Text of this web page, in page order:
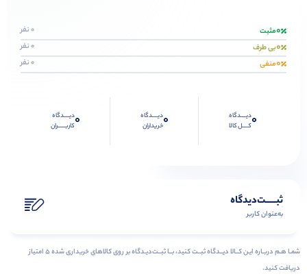
0مثبت 0 نفر
0بی طرف 0 نفر
0منفی 0 نفر
0دیــــدگاه
کــــل کالا
0دیــــدگاه
خریداران
0دیــــدگاه
کاربـــــران
ثبـــــت‌دیدگاه
به‌عنوان کاربر
شمـا هـم دربـاره ایـن کــالا دیــدگاه ثبــت کنید، بــا ثبــت‌دیـدگاه بر روی کالاهای خریداری شده ۵ امتیاز
دریافت کنید.